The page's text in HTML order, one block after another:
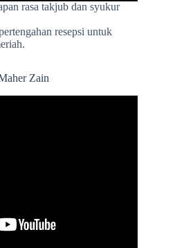
rasa takjub dan syukur
resepsi untuk
Zain